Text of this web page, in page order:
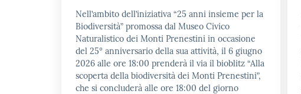
Nell’ambito dell’iniziativa “25 anni insieme per la
Biodiversità” promossa dal Museo Civico
Naturalistico dei Monti Prenestini in occasione
del 25° anniversario della sua attività, il 6 giugno
2026 alle ore 18:00 prenderà il via il bioblitz “Alla
scoperta della biodiversità dei Monti Prenestini”,
che si concluderà alle ore 18:00 del giorno